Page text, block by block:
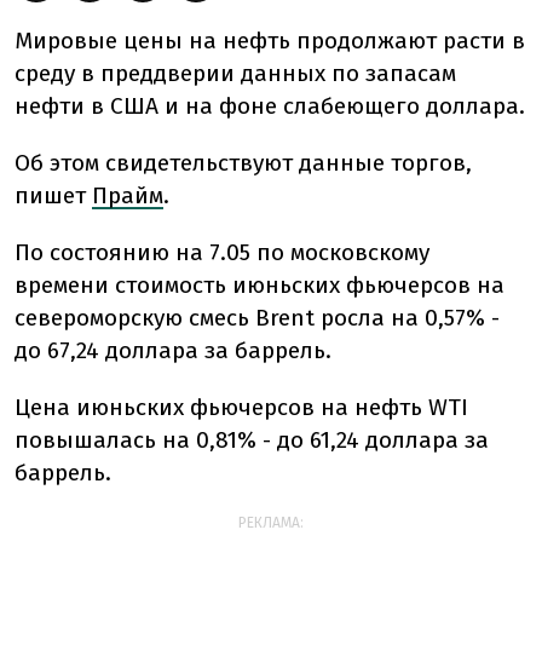
Мировые цены на нефть продолжают расти в
среду в преддверии данных по запасам
нефти в США и на фоне слабеющего доллара.
Об этом свидетельствуют данные торгов,
пишет Прайм.
По состоянию на 7.05 по московскому
времени стоимость июньских фьючерсов на
североморскую смесь Brent росла на 0,57% -
до 67,24 доллара за баррель.
Цена июньских фьючерсов на нефть WTI
повышалась на 0,81% - до 61,24 доллара за
баррель.
РЕКЛАМА: